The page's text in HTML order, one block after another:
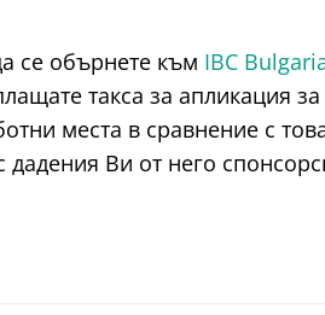
се обърнете към IBC
такса за апликация
места в сравнение с
дадения Ви от него